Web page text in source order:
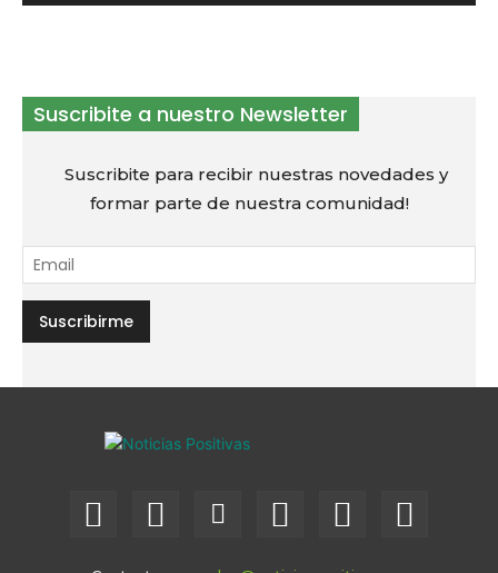
Suscribite a nuestro Newsletter
Suscribite para recibir nuestras novedades y
formar parte de nuestra comunidad!